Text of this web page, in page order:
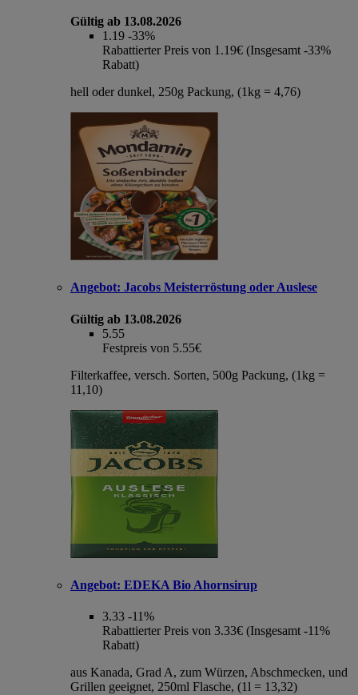
Gültig ab 13.08.2026
1.19 -33%
Rabattierter Preis von 1.19€ (Insgesamt -33%
Rabatt)
hell oder dunkel, 250g Packung, (1kg = 4,76)
Angebot: Jacobs Meisterröstung oder Auslese
Gültig ab 13.08.2026
5.55
Festpreis von 5.55€
Filterkaffee, versch. Sorten, 500g Packung, (1kg =
11,10)
Angebot: EDEKA Bio Ahornsirup
3.33 -11%
Rabattierter Preis von 3.33€ (Insgesamt -11%
Rabatt)
aus Kanada, Grad A, zum Würzen, Abschmecken, und
Grillen geeignet, 250ml Flasche, (1l = 13,32)